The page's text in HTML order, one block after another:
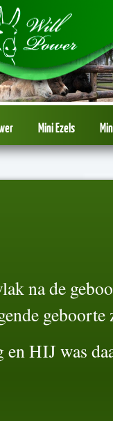
Mini Ezels
na de
geboorte
HIJ was